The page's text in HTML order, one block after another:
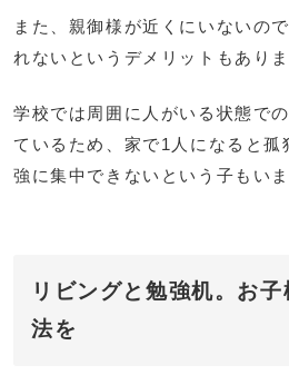
また、親御様が近くにいないの
れないというデメリットもありま
学校では周囲に人がいる状態で
ているため、家で1人になると孤
強に集中できないという子もいま
リビングと勉強机。お
法を